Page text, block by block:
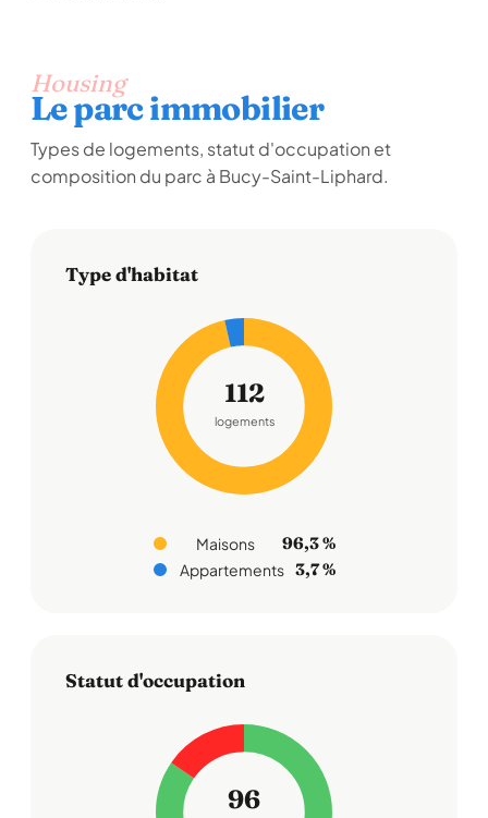
Housing
Le parc immobilier
Types de logements, statut d'occupation et
composition du parc à Bucy-Saint-Liphard.
Type d'habitat
112
logements
Maisons 96,3 %
Appartements 3,7 %
Statut d'occupation
96